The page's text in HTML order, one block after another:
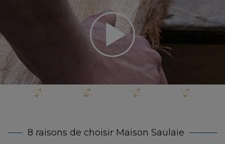
8 raisons de choisir Maison Saulaie